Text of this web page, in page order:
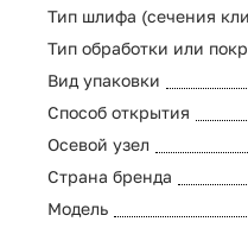
Тип шлифа (сечения
Тип обработки или
Вид упаковки
Способ открытия
Осевой узел
Страна бренда
Модель